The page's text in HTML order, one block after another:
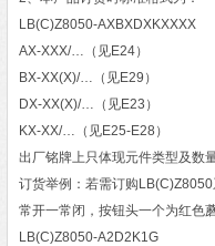
LB(C)Z8050-AXBXDXKXXXX
AX-XXX/…（见E24）
BX-XX(X)/…（见E29）
DX-XX(X)/…（见E23）
KX-XX/…（见E25-E28）
出厂铭牌上只体现元件类型及数
订货举例：若需订购
常开一常闭，按钮头一个为红色
LB(C)Z8050-A2D2K1G